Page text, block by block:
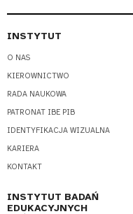
INSTYTUT
O NAS
KIEROWNICTWO
RADA NAUKOWA
PATRONAT IBE PIB
IDENTYFIKACJA WIZUALNA
KARIERA
KONTAKT
INSTYTUT BADAŃ
EDUKACYJNYCH